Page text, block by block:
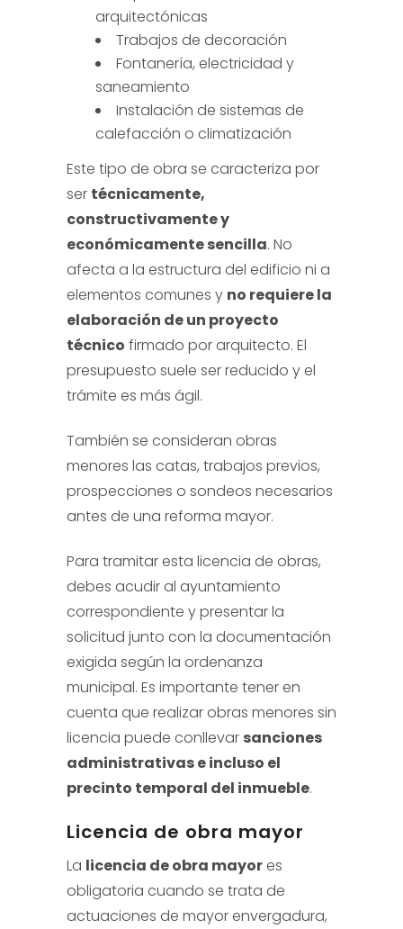
arquitectónicas
Trabajos de decoración
Fontanería, electricidad y
saneamiento
Instalación de sistemas de
calefacción o climatización
Este tipo de obra se caracteriza por
ser técnicamente,
constructivamente y
económicamente sencilla. No
afecta a la estructura del edificio ni a
elementos comunes y no requiere la
elaboración de un proyecto
técnico firmado por arquitecto. El
presupuesto suele ser reducido y el
trámite es más ágil.
También se consideran obras
menores las catas, trabajos previos,
prospecciones o sondeos necesarios
antes de una reforma mayor.
Para tramitar esta licencia de obras,
debes acudir al ayuntamiento
correspondiente y presentar la
solicitud junto con la documentación
exigida según la ordenanza
municipal. Es importante tener en
cuenta que realizar obras menores sin
licencia puede conllevar sanciones
administrativas e incluso el
precinto temporal del inmueble.
Licencia de obra mayor
La licencia de obra mayor es
obligatoria cuando se trata de
actuaciones de mayor envergadura,